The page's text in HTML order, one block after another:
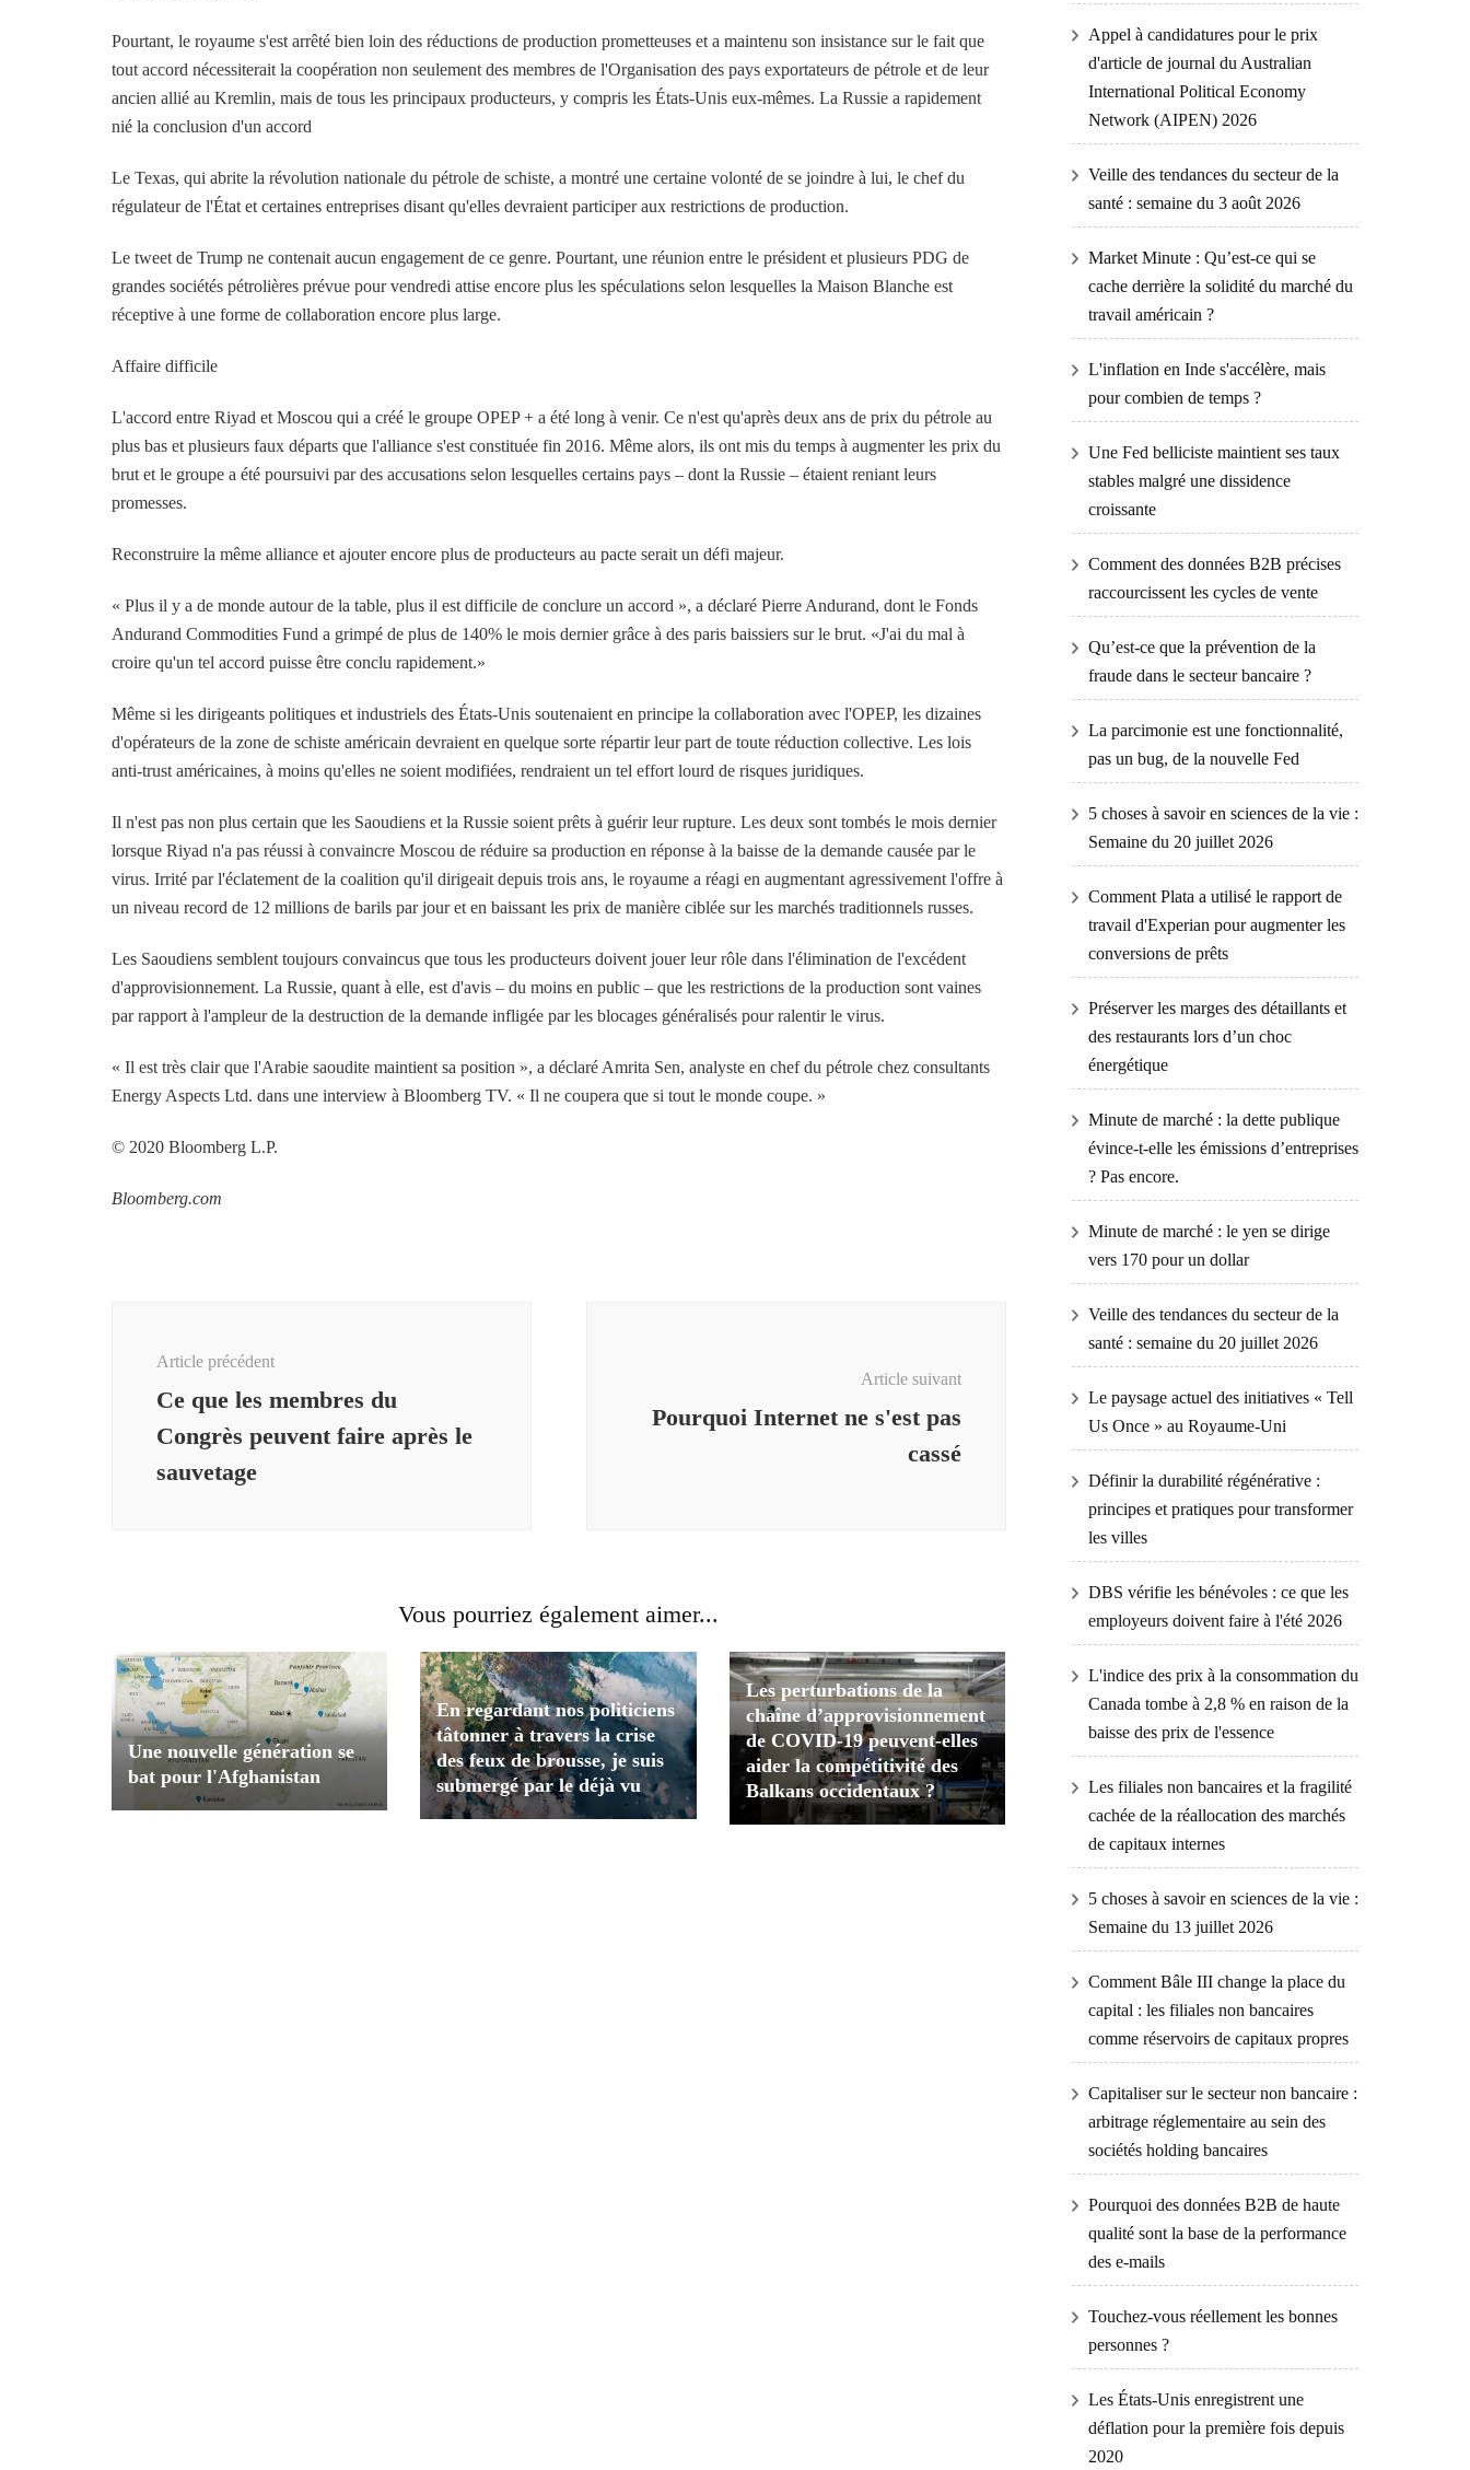
Pourtant, le royaume s'est arrêté bien loin des réductions de production prometteuses et a maintenu son insistance sur le fait que
tout accord nécessiterait la coopération non seulement des membres de l'Organisation des pays exportateurs de pétrole et de leur
ancien allié au Kremlin, mais de tous les principaux producteurs, y compris les États-Unis eux-mêmes. La Russie a rapidement
nié la conclusion d'un accord
Le Texas, qui abrite la révolution nationale du pétrole de schiste, a montré une certaine volonté de se joindre à lui, le chef du
régulateur de l'État et certaines entreprises disant qu'elles devraient participer aux restrictions de production.
Le tweet de Trump ne contenait aucun engagement de ce genre. Pourtant, une réunion entre le président et plusieurs PDG de
grandes sociétés pétrolières prévue pour vendredi attise encore plus les spéculations selon lesquelles la Maison Blanche est
réceptive à une forme de collaboration encore plus large.
Affaire difficile
L'accord entre Riyad et Moscou qui a créé le groupe OPEP + a été long à venir. Ce n'est qu'après deux ans de prix du pétrole au
plus bas et plusieurs faux départs que l'alliance s'est constituée fin 2016. Même alors, ils ont mis du temps à augmenter les prix du
brut et le groupe a été poursuivi par des accusations selon lesquelles certains pays – dont la Russie – étaient reniant leurs
promesses.
Reconstruire la même alliance et ajouter encore plus de producteurs au pacte serait un défi majeur.
« Plus il y a de monde autour de la table, plus il est difficile de conclure un accord », a déclaré Pierre Andurand, dont le Fonds
Andurand Commodities Fund a grimpé de plus de 140% le mois dernier grâce à des paris baissiers sur le brut. «J'ai du mal à
croire qu'un tel accord puisse être conclu rapidement.»
Même si les dirigeants politiques et industriels des États-Unis soutenaient en principe la collaboration avec l'OPEP, les dizaines
d'opérateurs de la zone de schiste américain devraient en quelque sorte répartir leur part de toute réduction collective. Les lois
anti-trust américaines, à moins qu'elles ne soient modifiées, rendraient un tel effort lourd de risques juridiques.
Il n'est pas non plus certain que les Saoudiens et la Russie soient prêts à guérir leur rupture. Les deux sont tombés le mois dernier
lorsque Riyad n'a pas réussi à convaincre Moscou de réduire sa production en réponse à la baisse de la demande causée par le
virus. Irrité par l'éclatement de la coalition qu'il dirigeait depuis trois ans, le royaume a réagi en augmentant agressivement l'offre à
un niveau record de 12 millions de barils par jour et en baissant les prix de manière ciblée sur les marchés traditionnels russes.
Les Saoudiens semblent toujours convaincus que tous les producteurs doivent jouer leur rôle dans l'élimination de l'excédent
d'approvisionnement. La Russie, quant à elle, est d'avis – du moins en public – que les restrictions de la production sont vaines
par rapport à l'ampleur de la destruction de la demande infligée par les blocages généralisés pour ralentir le virus.
« Il est très clair que l'Arabie saoudite maintient sa position », a déclaré Amrita Sen, analyste en chef du pétrole chez consultants
Energy Aspects Ltd. dans une interview à Bloomberg TV. « Il ne coupera que si tout le monde coupe. »
© 2020 Bloomberg L.P.
Bloomberg.com
Article précédent
Ce que les membres du
Congrès peuvent faire après le
sauvetage
Article suivant
Pourquoi Internet ne s'est pas
cassé
Vous pourriez également aimer...
Une nouvelle génération se
bat pour l'Afghanistan
En regardant nos politiciens
tâtonner à travers la crise
des feux de brousse, je suis
submergé par le déjà vu
Les perturbations de la
chaîne d’approvisionnement
de COVID-19 peuvent-elles
aider la compétitivité des
Balkans occidentaux ?
Appel à candidatures pour le prix
d'article de journal du Australian
International Political Economy
Network (AIPEN) 2026
Veille des tendances du secteur de la
santé : semaine du 3 août 2026
Market Minute : Qu’est-ce qui se
cache derrière la solidité du marché du
travail américain ?
L'inflation en Inde s'accélère, mais
pour combien de temps ?
Une Fed belliciste maintient ses taux
stables malgré une dissidence
croissante
Comment des données B2B précises
raccourcissent les cycles de vente
Qu’est-ce que la prévention de la
fraude dans le secteur bancaire ?
La parcimonie est une fonctionnalité,
pas un bug, de la nouvelle Fed
5 choses à savoir en sciences de la vie :
Semaine du 20 juillet 2026
Comment Plata a utilisé le rapport de
travail d'Experian pour augmenter les
conversions de prêts
Préserver les marges des détaillants et
des restaurants lors d’un choc
énergétique
Minute de marché : la dette publique
évince-t-elle les émissions d’entreprises
? Pas encore.
Minute de marché : le yen se dirige
vers 170 pour un dollar
Veille des tendances du secteur de la
santé : semaine du 20 juillet 2026
Le paysage actuel des initiatives « Tell
Us Once » au Royaume-Uni
Définir la durabilité régénérative :
principes et pratiques pour transformer
les villes
DBS vérifie les bénévoles : ce que les
employeurs doivent faire à l'été 2026
L'indice des prix à la consommation du
Canada tombe à 2,8 % en raison de la
baisse des prix de l'essence
Les filiales non bancaires et la fragilité
cachée de la réallocation des marchés
de capitaux internes
5 choses à savoir en sciences de la vie :
Semaine du 13 juillet 2026
Comment Bâle III change la place du
capital : les filiales non bancaires
comme réservoirs de capitaux propres
Capitaliser sur le secteur non bancaire :
arbitrage réglementaire au sein des
sociétés holding bancaires
Pourquoi des données B2B de haute
qualité sont la base de la performance
des e-mails
Touchez-vous réellement les bonnes
personnes ?
Les États-Unis enregistrent une
déflation pour la première fois depuis
2020